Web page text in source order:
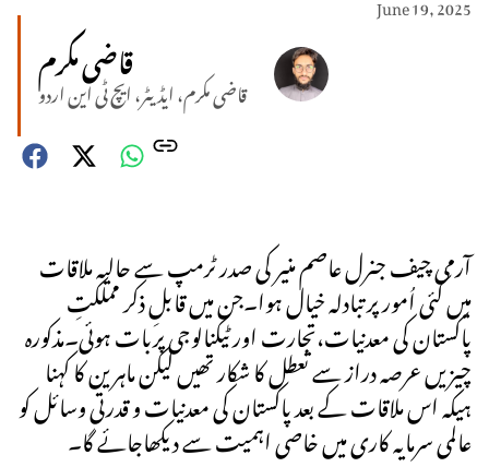
قاضی مکرم
قاضی مکرم، ایڈیٹر، ایچ ٹی این اردو
آرمی چیف جنرل عاصم منیر کی صدر ٹرمپ سے حالیہ ملاقات
میں کئی اُمور پر تبادلہ خیال ہوا۔جن میں قابلِ ذکر مملکتِ
پاکستان کی معدنیات،تجارت اور ٹیکنالوجی پربات ہوئی۔مذکورہ
چیزیں عرصہ دراز سے تعطل کا شکار تھیں لیکن ماہرین کا کہنا
ہیکہ اس ملاقات کے بعد پاکستان کی معدنیات و قدرتی وسائل کو
عالمی سرمایہ کاری میں خاصی اہمیت سے دیکھاجائے گا۔